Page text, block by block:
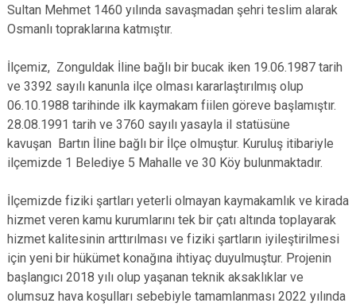
Sultan Mehmet 1460 yılında savaşmadan şehri teslim alarak
Osmanlı topraklarına katmıştır.
İlçemiz, Zonguldak İline bağlı bir bucak iken 19.06.1987 tarih
ve 3392 sayılı kanunla ilçe olması kararlaştırılmış olup
06.10.1988 tarihinde ilk kaymakam fiilen göreve başlamıştır.
28.08.1991 tarih ve 3760 sayılı yasayla il statüsüne
kavuşan Bartın İline bağlı bir İlçe olmuştur. Kuruluş itibariyle
ilçemizde 1 Belediye 5 Mahalle ve 30 Köy bulunmaktadır.
İlçemizde fiziki şartları yeterli olmayan kaymakamlık ve kirada
hizmet veren kamu kurumlarını tek bir çatı altında toplayarak
hizmet kalitesinin arttırılması ve fiziki şartların iyileştirilmesi
için yeni bir hükümet konağına ihtiyaç duyulmuştur. Projenin
başlangıcı 2018 yılı olup yaşanan teknik aksaklıklar ve
olumsuz hava koşulları sebebiyle tamamlanması 2022 yılında